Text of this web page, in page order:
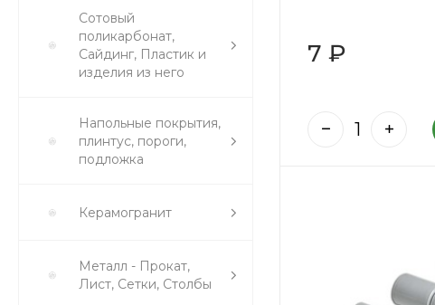
Сотовый
поликарбонат,
Сайдинг, Пластик и
изделия из него
Напольные покрытия,
плинтус, пороги,
подложка
Керамогранит
Металл - Прокат,
Лист, Сетки, Столбы
7 ₽